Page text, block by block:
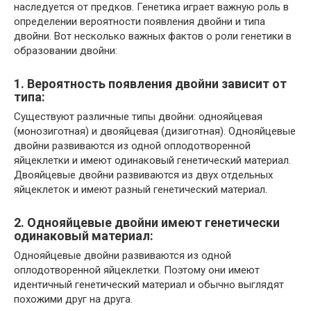
наследуется от предков. Генетика играет важную роль в
определении вероятности появления двойни и типа
двойни. Вот несколько важных фактов о роли генетики в
образовании двойни:
1. Вероятность появления двойни зависит от
типа:
Существуют различные типы двойни: однояйцевая
(монозиготная) и двояйцевая (дизиготная). Однояйцевые
двойни развиваются из одной оплодотворенной
яйцеклетки и имеют одинаковый генетический материал.
Двояйцевые двойни развиваются из двух отдельных
яйцеклеток и имеют разный генетический материал.
2. Однояйцевые двойни имеют генетически
одинаковый материал:
Однояйцевые двойни развиваются из одной
оплодотворенной яйцеклетки. Поэтому они имеют
идентичный генетический материал и обычно выглядят
похожими друг на друга.